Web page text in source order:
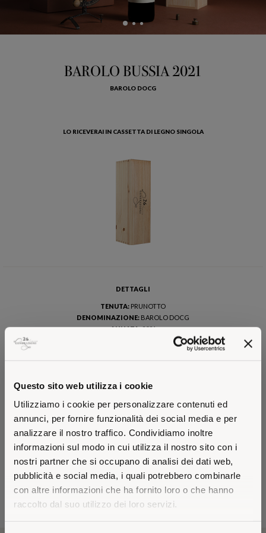
Questo sito web utilizza i cookie
Utilizziamo i cookie per personalizzare contenuti ed
annunci, per fornire funzionalità dei social media e per
analizzare il nostro traffico. Condividiamo inoltre
informazioni sul modo in cui utilizza il nostro sito con i
nostri partner che si occupano di analisi dei dati web,
pubblicità e social media, i quali potrebbero combinarle
con altre informazioni che ha fornito loro o che hanno
raccolto dal suo utilizzo dei loro servizi.
BAROLO BUSSIA 2021
BAROLO DOCG
LO RICEVERAI IN CASSETTA DI LEGNO SINGOLA
DETTAGLI
TENUTA: PRUNOTTO
DENOMINAZIONE: BAROLO DOCG
ANNATA:2021
FORMATO:BOTTIGLIA 0,75
2025/2035